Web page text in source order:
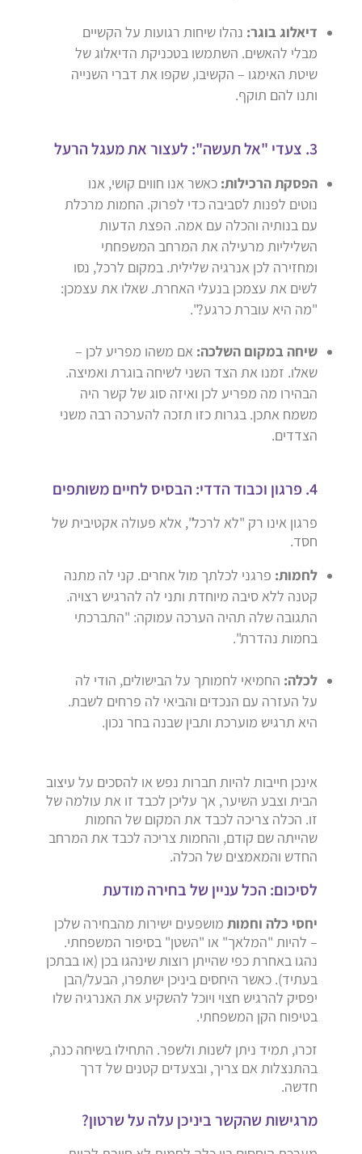
דיאלוג בוגר: נהלו שיחות רגועות על הקשיים
מבלי להאשים. השתמשו בטכניקת הדיאלוג של
שיטת האימגו – הקשיבו, שקפו את דברי השנייה
ותנו להם תוקף.
3. צעדי "אל תעשה": לעצור את מעגל הרעל
הפסקת הרכילות: כאשר אנו חווים קושי, אנו
נוטים לפנות לסביבה כדי לפרוק. החמות מרכלת
עם בנותיה והכלה עם אמה. הפצת הדעות
השליליות מרעילה את המרחב המשפחתי
ומחזירה לכן אנרגיה שלילית. במקום לרכל, נסו
לשים את עצמכן בנעלי האחרת. שאלו את עצמכן:
"מה היא עוברת כרגע?".
שיחה במקום השלכה: אם משהו מפריע לכן –
שאלו. זמנו את הצד השני לשיחה בוגרת ואמיצה.
הבהירו מה מפריע לכן ואיזה סוג של קשר היה
משמח אתכן. בגרות כזו תזכה להערכה רבה משני
הצדדים.
4. פרגון וכבוד הדדי: הבסיס לחיים משותפים
פרגון אינו רק "לא לרכל", אלא פעולה אקטיבית של
חסד.
לחמות: פרגני לכלתך מול אחרים. קני לה מתנה
קטנה ללא סיבה מיוחדת ותני לה להרגיש רצויה.
התגובה שלה תהיה הערכה עמוקה: "התברכתי
בחמות נהדרת".
לכלה: החמיאי לחמותך על הבישולים, הודי לה
על העזרה עם הנכדים והביאי לה פרחים לשבת.
היא תרגיש מוערכת ותבין שבנה בחר נכון.
אינכן חייבות להיות חברות נפש או להסכים על עיצוב
הבית וצבע השיער, אך עליכן לכבד זו את עולמה של
זו. הכלה צריכה לכבד את המקום של החמות
שהייתה שם קודם, והחמות צריכה לכבד את המרחב
החדש והמאמצים של הכלה.
לסיכום: הכל עניין של בחירה מודעת
יחסי כלה וחמותמושפעים ישירות מהבחירה שלכן
– להיות "המלאך" או "השטן" בסיפור המשפחתי.
נהגו באחרת כפי שהייתן רוצות שינהגו בכן (או בבתכן
בעתיד). כאשר היחסים ביניכן ישתפרו, הבעל/הבן
יפסיק להרגיש חצוי ויוכל להשקיע את האנרגיה שלו
בטיפוח הקן המשפחתי.
זכרו, תמיד ניתן לשנות ולשפר. התחילו בשיחה כנה,
בהתנצלות אם צריך, ובצעדים קטנים של דרך
חדשה.
מרגישות שהקשר ביניכן עלה על שרטון?